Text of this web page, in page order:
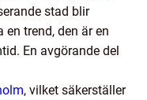
stad blir
trend, den är en
En avgörande del
, vilket säkerställer